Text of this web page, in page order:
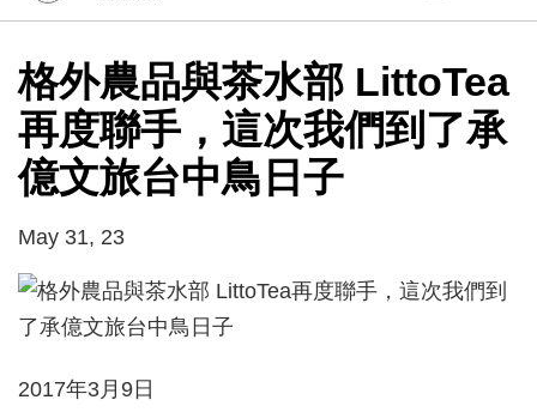
格外農品與茶水部 LittoTea
再度聯手，這次我們到了承
億文旅台中鳥日子
May 31, 23
2017年3月9日